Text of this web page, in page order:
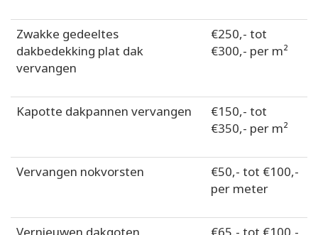
Zwakke gedeeltes
dakbedekking plat dak
vervangen
€250,- tot
€300,- per m²
Kapotte dakpannen vervangen
€150,- tot
€350,- per m²
Vervangen nokvorsten
€50,- tot €100,-
per meter